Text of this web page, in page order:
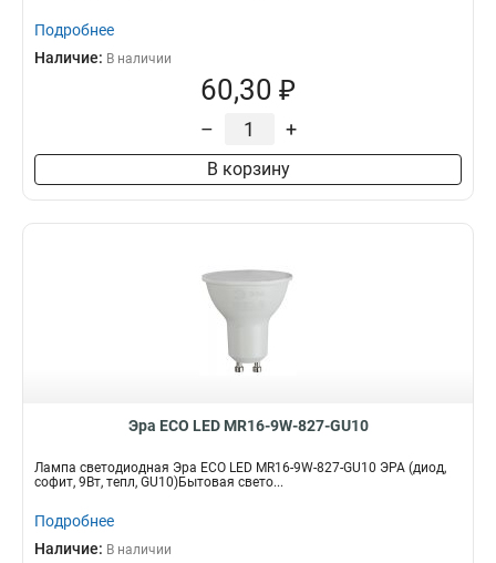
Подробнее
Наличие: В наличии
60,30 ₽
– +
В корзину
Эра ECO LED MR16-9W-827-GU10
Лампа светодиодная Эра ECO LED MR16-9W-827-GU10 ЭРА (диод,
софит, 9Вт, тепл, GU10)Бытовая свето...
Подробнее
Наличие: В наличии